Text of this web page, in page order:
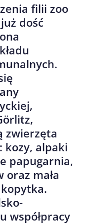
filii zoo
dość
zwierzęta
kozy, alpaki
papugarnia,
mała
współpracy